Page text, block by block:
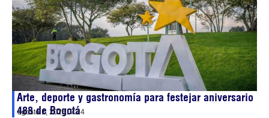
Arte, deporte y gastronomía para festejar aniversario
488 de Bogotá
agosto 1, 202617:24